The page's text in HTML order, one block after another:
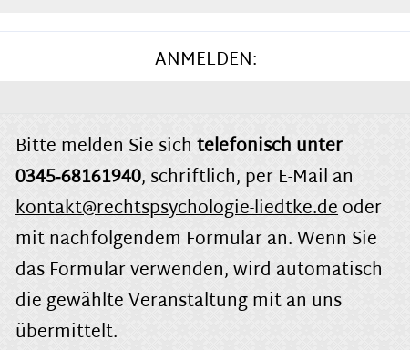
ANMELDEN:
Bitte melden Sie sich telefonisch unter
0345‑68161940, schriftlich, per E-Mail an
kontakt@rechtspsychologie-liedtke.deoder
mit nachfolgendem Formular an. Wenn Sie
das Formular verwenden, wird automatisch
die gewählte Veranstaltung mit an uns
übermittelt.